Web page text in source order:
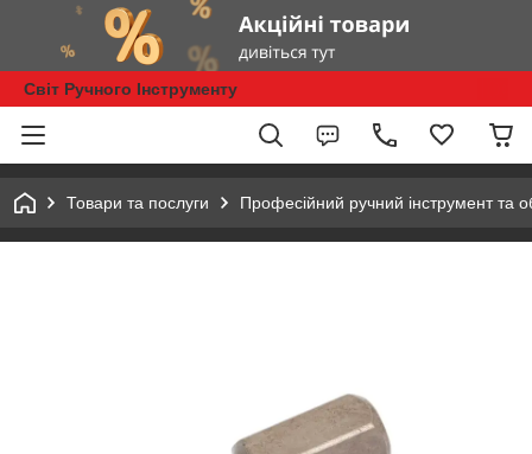
Світ Ручного Інструменту
Товари та послуги Професійний ручний інструмент та